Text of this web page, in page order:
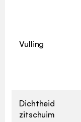
Vulling
Dichtheid
zitschuim